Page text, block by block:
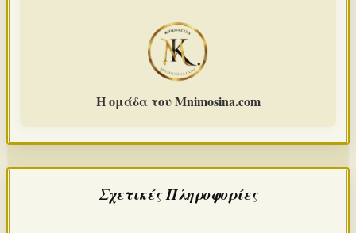
Η ομάδα του Mnimosina.com
Σχετικές Πληροφορίες